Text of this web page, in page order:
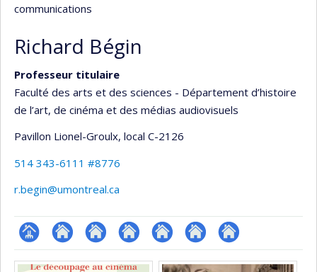
communications
Richard Bégin
Professeur titulaire
Faculté des arts et des sciences - Département d’histoire
de l’art, de cinéma et des médias audiovisuels
Pavillon Lionel-Groulx, local C-2126
514 343-6111 #8776
r.begin@umontreal.ca
Page
professionnelle
Site
web
Autre
site
Autre
site
Autre
site
Autre
site
Autre
site